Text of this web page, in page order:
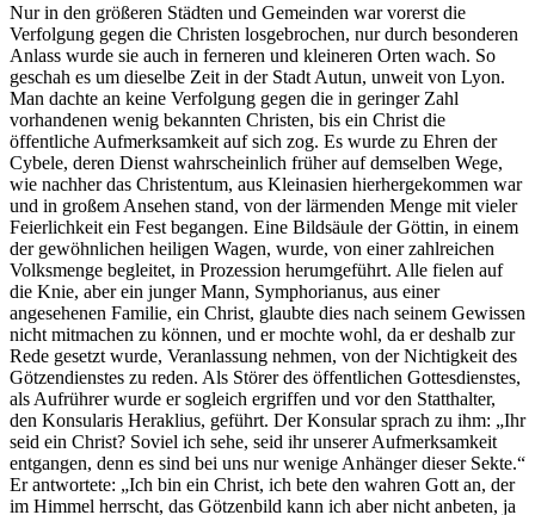
Nur in den größeren Städten und Gemeinden war vorerst die
Verfolgung gegen die Christen losgebrochen, nur durch besonderen
Anlass wurde sie auch in ferneren und kleineren Orten wach. So
geschah es um dieselbe Zeit in der Stadt Autun, unweit von Lyon.
Man dachte an keine Verfolgung gegen die in geringer Zahl
vorhandenen wenig bekannten Christen, bis ein Christ die
öffentliche Aufmerksamkeit auf sich zog. Es wurde zu Ehren der
Cybele, deren Dienst wahrscheinlich früher auf demselben Wege,
wie nachher das Christentum, aus Kleinasien hierhergekommen war
und in großem Ansehen stand, von der lärmenden Menge mit vieler
Feierlichkeit ein Fest begangen. Eine Bildsäule der Göttin, in einem
der gewöhnlichen heiligen Wagen, wurde, von einer zahlreichen
Volksmenge begleitet, in Prozession herumgeführt. Alle fielen auf
die Knie, aber ein junger Mann, Symphorianus, aus einer
angesehenen Familie, ein Christ, glaubte dies nach seinem Gewissen
nicht mitmachen zu können, und er mochte wohl, da er deshalb zur
Rede gesetzt wurde, Veranlassung nehmen, von der Nichtigkeit des
Götzendienstes zu reden. Als Störer des öffentlichen Gottesdienstes,
als Aufrührer wurde er sogleich ergriffen und vor den Statthalter,
den Konsularis Heraklius, geführt. Der Konsular sprach zu ihm: „Ihr
seid ein Christ? Soviel ich sehe, seid ihr unserer Aufmerksamkeit
entgangen, denn es sind bei uns nur wenige Anhänger dieser Sekte.“
Er antwortete: „Ich bin ein Christ, ich bete den wahren Gott an, der
im Himmel herrscht, das Götzenbild kann ich aber nicht anbeten, ja